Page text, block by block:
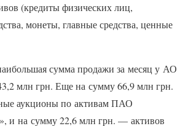
(кредиты физических лиц,
монеты, главные средства, ценные
сумма продажи за месяц у АО
млн грн. Еще на сумму 66,9 млн грн.
аукционы по активам ПАО
и на сумму 22,6 млн грн. — активов